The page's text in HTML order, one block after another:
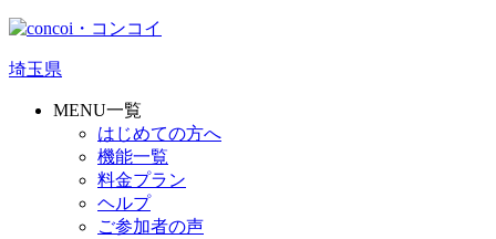
埼玉県
MENU一覧
はじめての方へ
機能一覧
料金プラン
ヘルプ
ご参加者の声